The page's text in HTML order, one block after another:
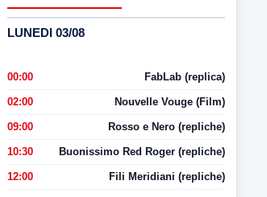
LUNEDI 03/08
00:00 FabLab (replica)
02:00 Nouvelle Vouge (Film)
09:00 Rosso e Nero (repliche)
10:30 Buonissimo Red Roger (repliche)
12:00 Fili Meridiani (repliche)